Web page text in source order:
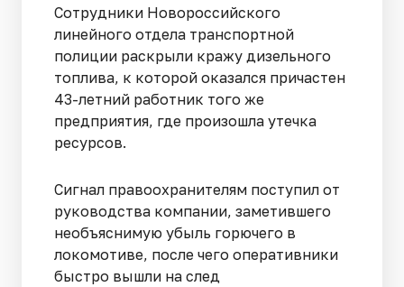
Сотрудники Новороссийского
линейного отдела транспортной
полиции раскрыли кражу дизельного
топлива, к которой оказался причастен
43-летний работник того же
предприятия, где произошла утечка
ресурсов.
Сигнал правоохранителям поступил от
руководства компании, заметившего
необъяснимую убыль горючего в
локомотиве, после чего оперативники
быстро вышли на след